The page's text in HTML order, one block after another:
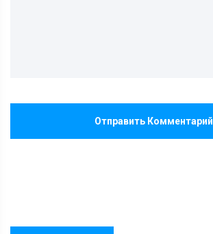
Отправить Комментарий